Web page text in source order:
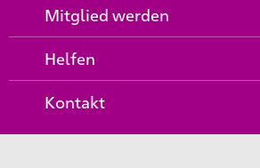
Mitglied werden
Helfen
Kontakt